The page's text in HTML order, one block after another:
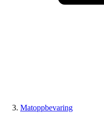
Matoppbevaring